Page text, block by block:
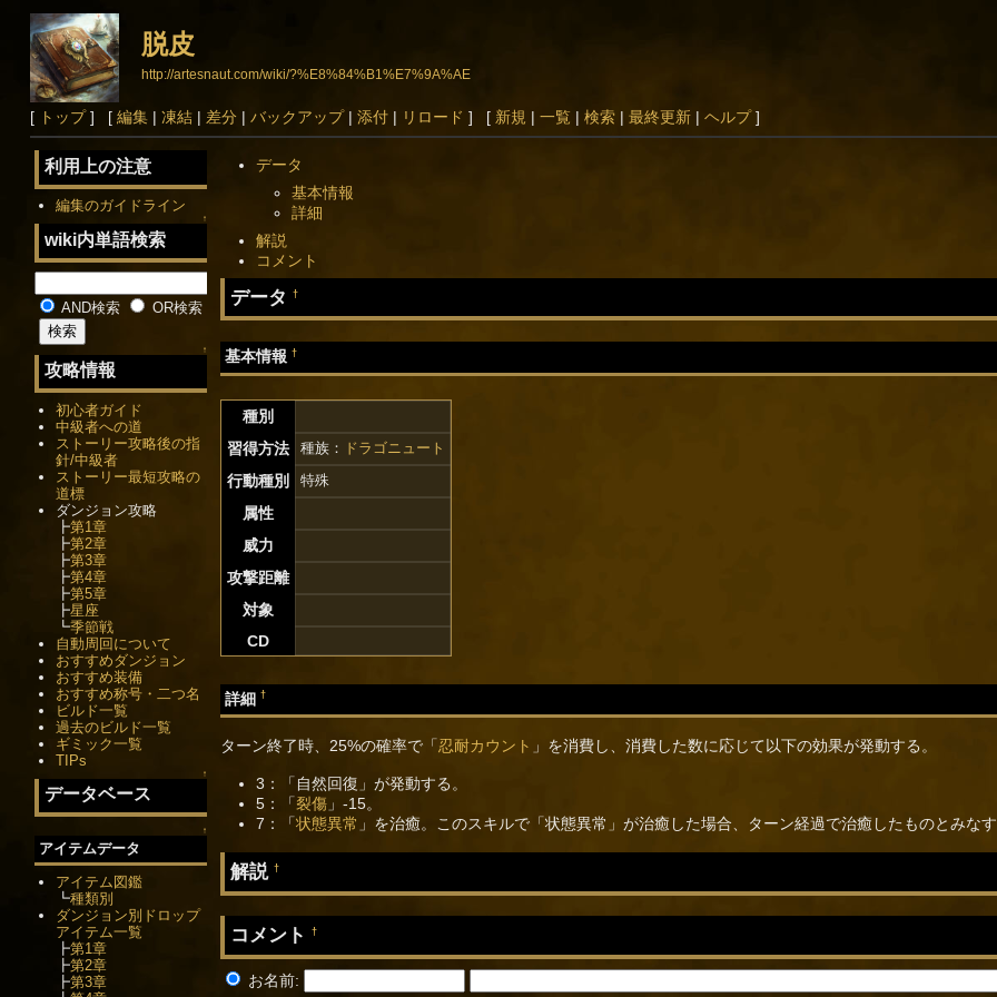
脱皮
http://artesnaut.com/wiki/?%E8%84%B1%E7%9A%AE
[ トップ] [ 編集| 凍結| 差分| バックアップ| 添付| リロード ] [ 新規 | 一覧| 検索| 最終更新| ヘルプ]
データ
基本情報
詳細
解説
コメント
データ †
基本情報 †
種別
習得方法
種族： ドラゴニュート
行動種別 特殊
属性
威力
攻撃距離
対象
CD
詳細 †
ターン終了時、25%の確率で「忍耐カウント 」を消費し、消費した数に応じて以下の効果が発動する。
3：「自然回復」が発動する。
5：「裂傷」-15。
7：「状態異常 」を治癒。このスキルで「状態異常」が治癒した場合、ターン経過で治癒したものとみな
解説 †
コメント †
お名前:
利用上の注意
編集のガイドライン
↑
wiki内単語検索
AND検索 OR検索
↑
攻略情報
初心者ガイド
中級者への道
ストーリー攻略後の指
針/中級者
ストーリー最短攻略の
道標
ダンジョン攻略
┣第1章
┣第2章
┣第3章
┣第4章
┣第5章
┣星座
┗季節戦
自動周回について
おすすめダンジョン
おすすめ装備
おすすめ称号・二つ名
ビルド一覧
過去のビルド一覧
ギミック一覧
TIPs
↑
データベース
↑
アイテムデータ
アイテム図鑑
┗種類別
ダンジョン別ドロップ
アイテム一覧
┣第1章
┣第2章
┣第3章